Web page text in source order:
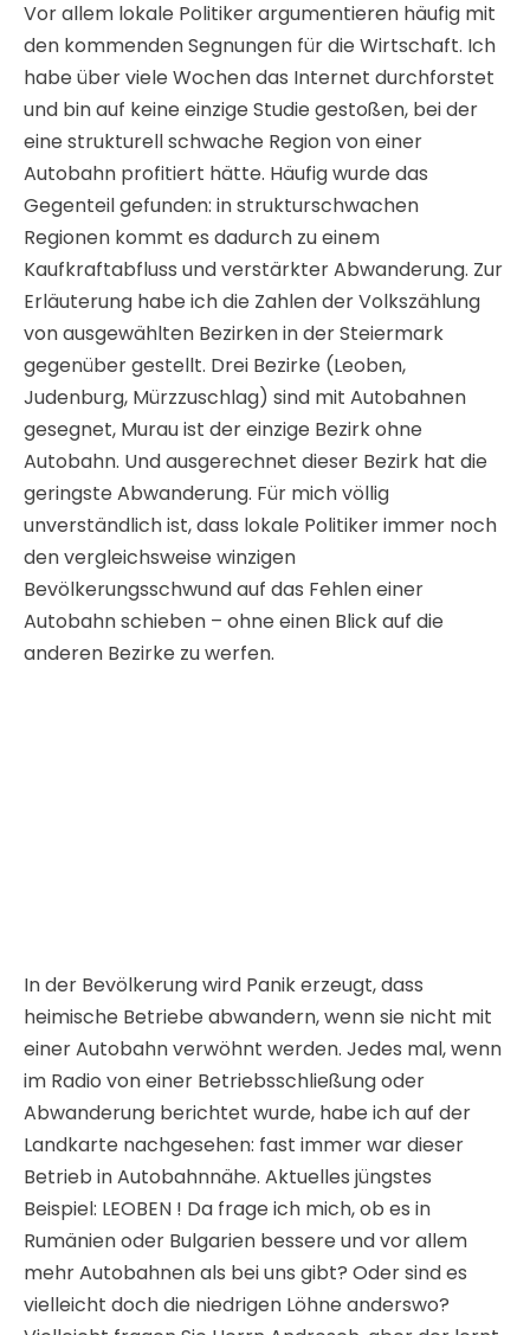
Regionen kommt es dadurch zu einem
Kaufkraftabfluss und verstärkter Abwanderung. Zur
von ausgewählten Bezirken in der Steiermark
gegenüber gestellt. Drei Bezirke (Leoben,
Judenburg, Mürzzuschlag) sind mit Autobahnen
gesegnet, Murau ist der einzige Bezirk ohne
Autobahn. Und ausgerechnet dieser Bezirk hat die
unverständlich ist, dass lokale Politiker immer noch
den vergleichsweise winzigen
Bevölkerungsschwund auf das Fehlen einer
Autobahn schieben – ohne einen Blick auf die
anderen Bezirke zu werfen.
In der Bevölkerung wird Panik erzeugt, dass
heimische Betriebe abwandern, wenn sie nicht mit
einer Autobahn verwöhnt werden. Jedes mal, wenn
Meine Befürchtung ist, dass der Tourismus durch die
S37 geschlachtet werden wird. Eine
Transitautobahn bringt keine Gäste, sondern sie
verjagt sie. Oder würden Sie, Herr Lercher in Vomp
oder Zederhaus Urlaub machen wollen? In
Zederhaus gab es vor dem Bau der Autobahn
130.000 Nächtigungen pro Jahr, heute sind es nur
20.000. Wir haben im Naturpark Grebenzen 150.000
Nächtigungen. Nach dem Bau der Autobahn werden
es vielleicht 30.000 sein. Und das befürworten Sie!